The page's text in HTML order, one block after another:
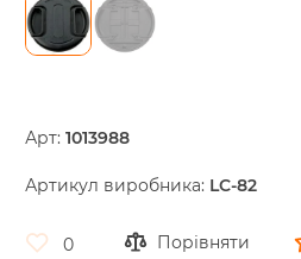
beginning
the
gallery
Арт: 1013988
Артикул виробника: LC-82
Порівняти
0